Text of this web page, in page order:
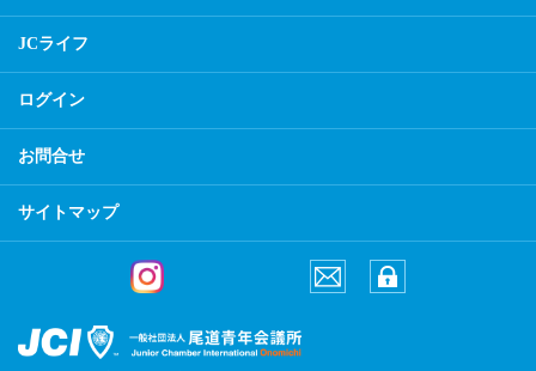
JCライフ
ログイン
お問合せ
サイトマップ